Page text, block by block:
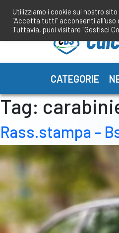
contenuto
CATEGORIE
Tag:
Rass.stampa –
Utilizziamo i cookie sul nostro
"Accetta tutti" acconsenti all'uso
Tuttavia, puoi visitare "Gestisci